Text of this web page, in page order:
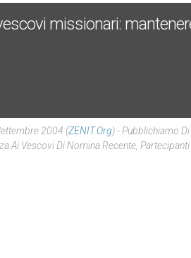
missionari:
2004 (ZENIT.org).- Pubblichiamo
Ai Vescovi Di Nomina Recente,